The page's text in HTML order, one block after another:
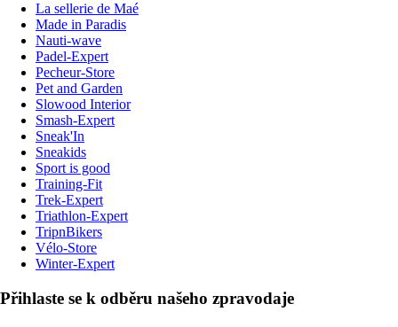
La sellerie de Maé
Made in Paradis
Nauti-wave
Padel-Expert
Pecheur-Store
Pet and Garden
Slowood Interior
Smash-Expert
Sneak'In
Sneakids
Sport is good
Training-Fit
Trek-Expert
Triathlon-Expert
TripnBikers
Vélo-Store
Winter-Expert
Přihlaste se k odběru našeho zpravodaje